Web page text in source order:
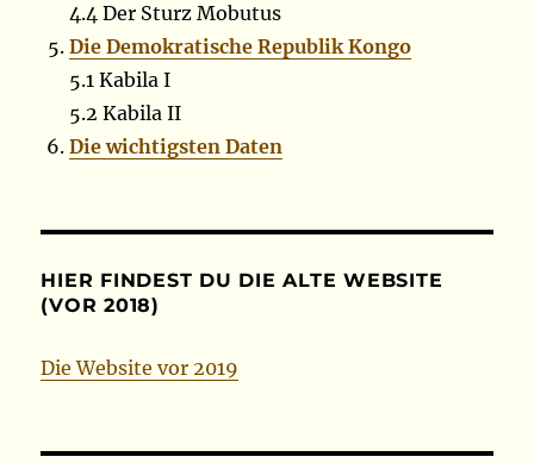
4.4 Der Sturz Mobutus
Die Demokratische Republik Kongo
5.1 Kabila I
5.2 Kabila II
Die wichtigsten Daten
HIER FINDEST DU DIE ALTE WEBSITE
(VOR 2018)
Die Website vor 2019